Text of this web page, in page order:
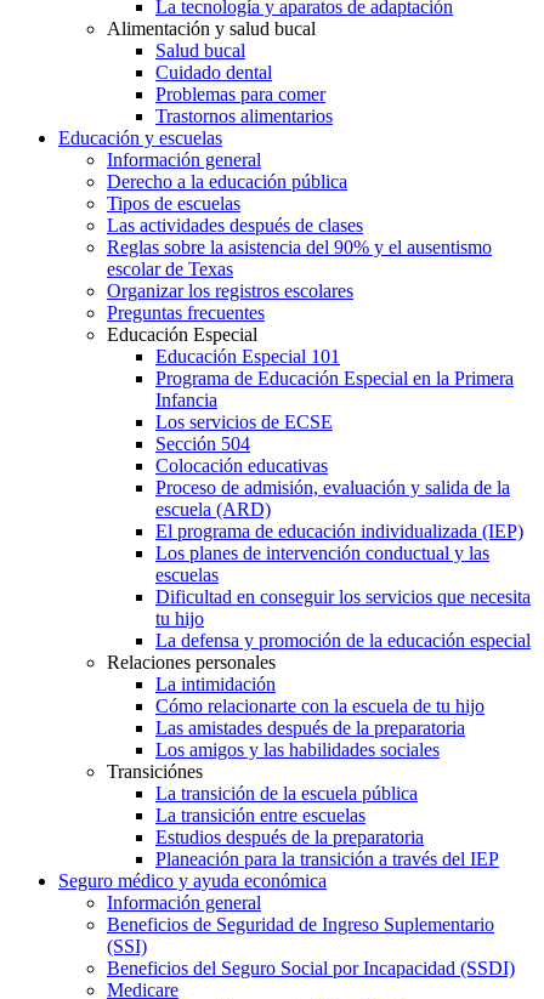
La tecnología y aparatos de adaptación
Alimentación y salud bucal
Salud bucal
Cuidado dental
Problemas para comer
Trastornos alimentarios
Educación y escuelas
Información general
Derecho a la educación pública
Tipos de escuelas
Las actividades después de clases
Reglas sobre la asistencia del 90% y el ausentismo
escolar de Texas
Organizar los registros escolares
Preguntas frecuentes
Educación Especial
Educación Especial 101
Programa de Educación Especial en la Primera
Infancia
Los servicios de ECSE
Sección 504
Colocación educativas
Proceso de admisión, evaluación y salida de la
escuela (ARD)
El programa de educación individualizada (IEP)
Los planes de intervención conductual y las
escuelas
Dificultad en conseguir los servicios que necesita
tu hijo
La defensa y promoción de la educación especial
Relaciones personales
La intimidación
Cómo relacionarte con la escuela de tu hijo
Las amistades después de la preparatoria
Los amigos y las habilidades sociales
Transiciónes
La transición de la escuela pública
La transición entre escuelas
Estudios después de la preparatoria
Planeación para la transición a través del IEP
Seguro médico y ayuda económica
Información general
Beneficios de Seguridad de Ingreso Suplementario
(SSI)
Beneficios del Seguro Social por Incapacidad (SSDI)
Medicare